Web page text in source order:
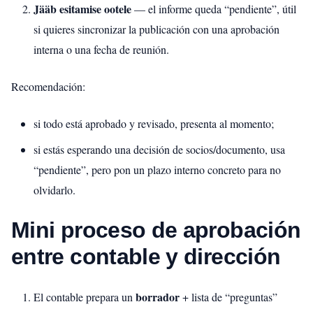
Jääb esitamise ootele— el informe queda “pendiente”, útil
si quieres sincronizar la publicación con una aprobación
interna o una fecha de reunión.
Recomendación:
si todo está aprobado y revisado, presenta al momento;
si estás esperando una decisión de socios/documento, usa
“pendiente”, pero pon un plazo interno concreto para no
olvidarlo.
Mini proceso de aprobación
entre contable y dirección
El contable prepara unborrador+ lista de “preguntas”